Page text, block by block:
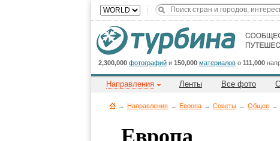
2,300,000 фотографий и 150,000 материалов о 111,000
Направления Ленты Все фото
→ Направления → Европа → Советы → Общее →